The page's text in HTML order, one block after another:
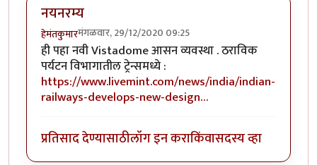
नयनरम्य
हेमंतकुमारमंगळवार, 29/12/2020 09:25
ही पहा नवी Vistadome आसन व्यवस्था . ठराविक
पर्यटन विभागातील ट्रेन्समध्ये :
https://www.livemint.com/news/india/indian-
railways-develops-new-design…
प्रतिसाद देण्यासाठीलॉग इन कराकिंवासदस्य व्हा